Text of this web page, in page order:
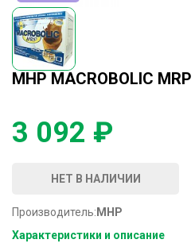
MHP MACROBOLIC
3 092 ₽
НЕТ В НАЛИЧИИ
Производитель: MHP
Характеристики и описание